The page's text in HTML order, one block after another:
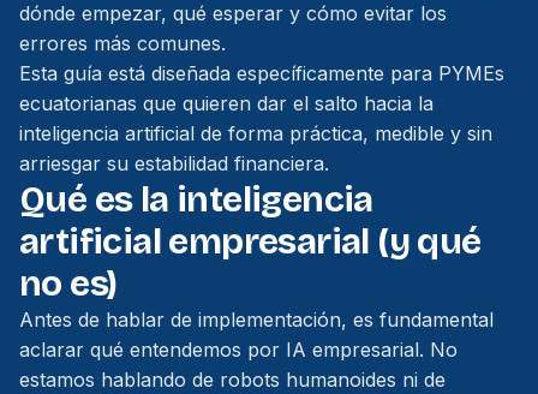
dónde empezar, qué esperar y cómo evitar los
errores más comunes.
Esta guía está diseñada específicamente para PYMEs
ecuatorianas que quieren dar el salto hacia la
inteligencia artificial de forma práctica, medible y sin
arriesgar su estabilidad financiera.
Qué es la inteligencia
artificial empresarial (y qué
no es)
Antes de hablar de implementación, es fundamental
aclarar qué entendemos por IA empresarial. No
estamos hablando de robots humanoides ni de